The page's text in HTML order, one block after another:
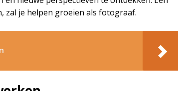
zal je helpen groeien als fotograaf.